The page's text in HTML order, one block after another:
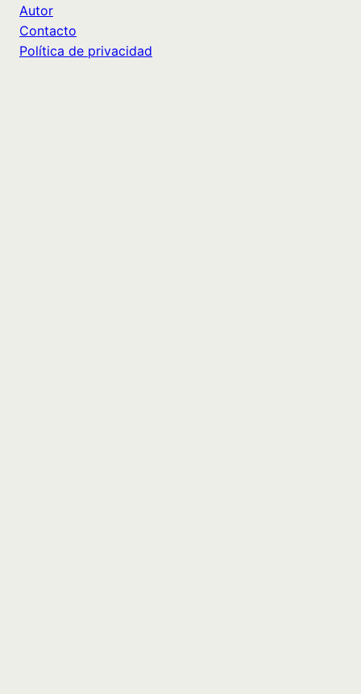
Autor
Contacto
Política de privacidad